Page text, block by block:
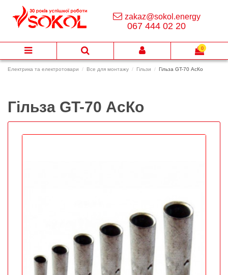
Електрика та електротовари Все для монтажу Гільзи Гільза GT-70 АсКо
Гільза GT-70 АсКо
zakaz@sokol.energy
067 444 02 20
0